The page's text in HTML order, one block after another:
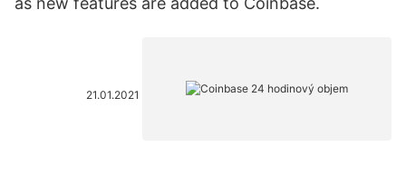
21.01.2021